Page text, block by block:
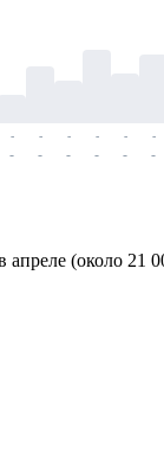
-
-
-
-
-
-
-
-
-
-
-
-
(около 21